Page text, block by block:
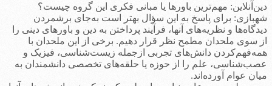
دین‌آنلاین: مهم‌ترین باورها یا مبانی فکری این گروه چیست؟
شهبازی: برای پاسخ به این سؤال بهتر است به‌جای برشمردن
دیدگاه‌ها و نظریه‌های آنها،‌ فرآیند پرداختن به دین و باورهای دینی را
از سوی ملحدان مطمح نظر قرار دهیم. برخی از این ملحدان با
همه‌فهم‌کردن دانش‌های تجربی ازجمله زیست‌شناسی،‌ فیزیک و
عصب‌شناسی، علم را از حوزه یا حلقه‌های تخصصی دانشمندان به
میان عوام آورده‌اند.